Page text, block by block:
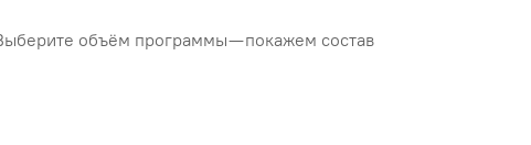
объём программы — покажем состав